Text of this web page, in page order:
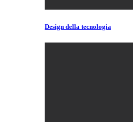
Design della tecnologia